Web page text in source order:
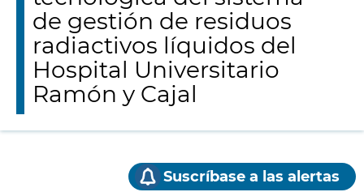
de gestión de residuos
radiactivos líquidos del
Hospital Universitario
Ramón y Cajal
Suscríbase a las alertas